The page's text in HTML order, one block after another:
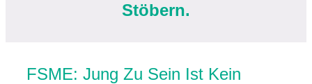
Stöbern.
FSME: Jung Zu Sein Ist Kein